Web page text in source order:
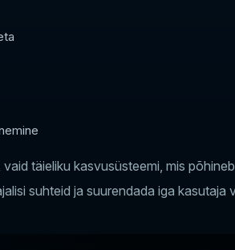
täieliku kasvusüsteemi, mis
suhteid ja suurendada iga kasutaja